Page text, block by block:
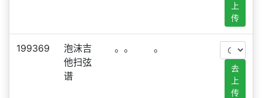
上
传
199369
泡沫吉
他扫弦
谱
。。 。
去
上
传